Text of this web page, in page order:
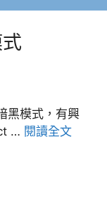
黑模式，有興
… 閱讀全文